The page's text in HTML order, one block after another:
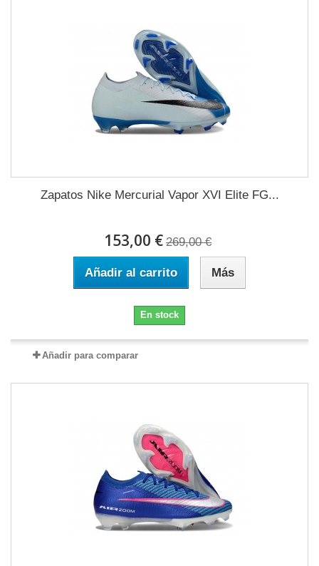
Zapatos Nike Mercurial Vapor XVI Elite FG...
153,00 € 269,00 €
Añadir al carrito Más
En stock
Añadir para comparar